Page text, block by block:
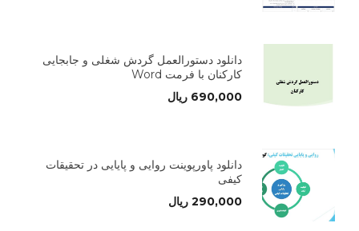
دانلود دستورالعمل گردش شغلی و جابجایی
کارکنان با فرمت Word
690,000 ریال
دانلود پاورپوینت روایی و پایایی در تحقیقات
کیفی
290,000 ریال